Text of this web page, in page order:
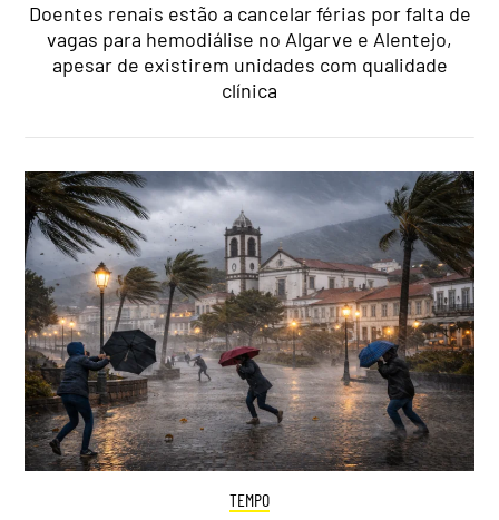
Doentes renais estão a cancelar férias por falta de
vagas para hemodiálise no Algarve e Alentejo,
apesar de existirem unidades com qualidade
clínica
TEMPO